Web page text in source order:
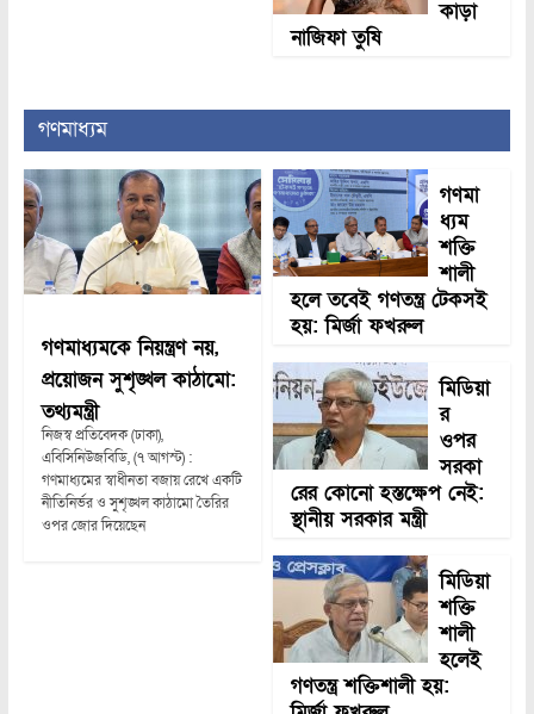
কাড়া
নাজিফা তুষি
গণমাধ্যম
গণমাধ্যমকে নিয়ন্ত্রণ নয়,
প্রয়োজন সুশৃঙ্খল কাঠামো:
তথ্যমন্ত্রী
নিজস্ব প্রতিবেদক (ঢাকা),
এবিসিনিউজবিডি, (৭ আগস্ট) :
গণমাধ্যমের স্বাধীনতা বজায় রেখে একটি
নীতিনির্ভর ও সুশৃঙ্খল কাঠামো তৈরির
ওপর জোর দিয়েছেন
গণমা
ধ্যম
শক্তি
শালী
হলে তবেই গণতন্ত্র টেকসই
হয়: মির্জা ফখরুল
মিডিয়া
র
ওপর
সরকা
রের কোনো হস্তক্ষেপ নেই:
স্থানীয় সরকার মন্ত্রী
মিডিয়া
শক্তি
শালী
হলেই
গণতন্ত্র শক্তিশালী হয়: